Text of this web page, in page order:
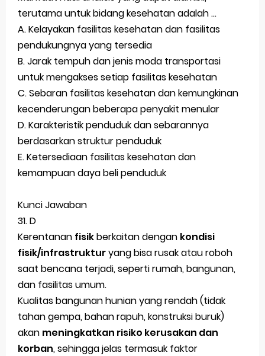
terutama untuk bidang kesehatan adalah ...
A. Kelayakan fasilitas kesehatan dan fasilitas
pendukungnya yang tersedia
B. Jarak tempuh dan jenis moda transportasi
untuk mengakses setiap fasilitas kesehatan
C. Sebaran fasilitas kesehatan dan kemungkinan
kecenderungan beberapa penyakit menular
D. Karakteristik penduduk dan sebarannya
berdasarkan struktur penduduk
E. Ketersediaan fasilitas kesehatan dan
kemampuan daya beli penduduk
Kunci Jawaban
31. D
Kerentanan fisikberkaitan dengan kondisi
fisik/infrastrukturyang bisa rusak atau roboh
saat bencana terjadi, seperti rumah, bangunan,
dan fasilitas umum.
Kualitas bangunan hunian yang rendah (tidak
tahan gempa, bahan rapuh, konstruksi buruk)
akan meningkatkan risiko kerusakan dan
korban, sehingga jelas termasuk faktor